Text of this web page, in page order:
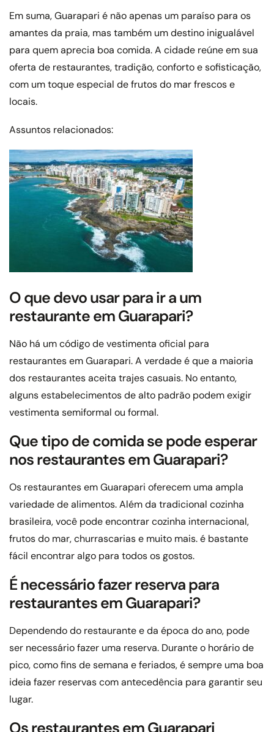
Em suma, Guarapari é não apenas um paraíso para os
amantes da praia, mas também um destino inigualável
para quem aprecia boa comida. A cidade reúne em sua
oferta de restaurantes, tradição, conforto e sofisticação,
com um toque especial de frutos do mar frescos e
locais.
Assuntos relacionados:
O que devo usar para ir a um
restaurante em Guarapari?
Não há um código de vestimenta oficial para
restaurantes em Guarapari. A verdade é que a maioria
dos restaurantes aceita trajes casuais. No entanto,
alguns estabelecimentos de alto padrão podem exigir
vestimenta semiformal ou formal.
Que tipo de comida se pode esperar
nos restaurantes em Guarapari?
Os restaurantes em Guarapari oferecem uma ampla
variedade de alimentos. Além da tradicional cozinha
brasileira, você pode encontrar cozinha internacional,
frutos do mar, churrascarias e muito mais. é bastante
fácil encontrar algo para todos os gostos.
É necessário fazer reserva para
restaurantes em Guarapari?
Dependendo do restaurante e da época do ano, pode
ser necessário fazer uma reserva. Durante o horário de
pico, como fins de semana e feriados, é sempre uma boa
ideia fazer reservas com antecedência para garantir seu
lugar.
Os restaurantes em Guarapari